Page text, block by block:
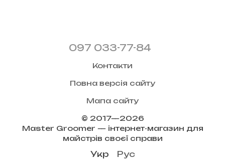
097 033-77-84
Контакти
Повна версія сайту
Мапа сайту
© 2017—2026
Master Groomer — інтернет-магазин для
майстрів своєї справи
Укр Рус